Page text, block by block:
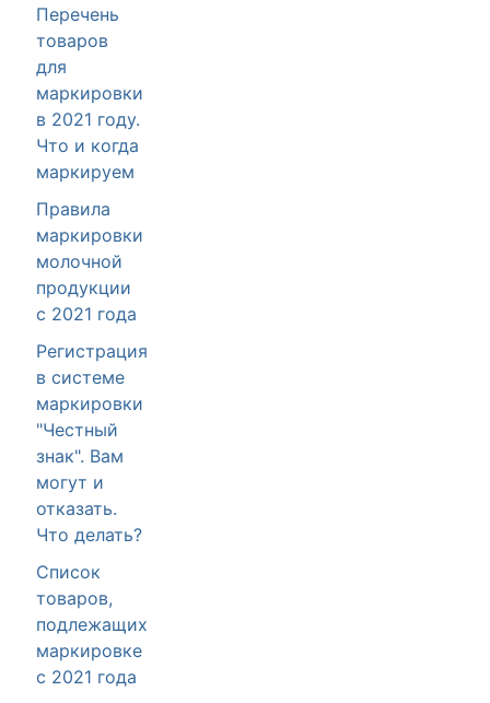
Перечень
товаров
для
маркировки
в 2021 году.
Что и когда
маркируем
Правила
маркировки
молочной
продукции
с 2021 года
Регистрация
в системе
маркировки
"Честный
знак". Вам
могут и
отказать.
Что делать?
Список
товаров,
подлежащих
маркировке
с 2021 года